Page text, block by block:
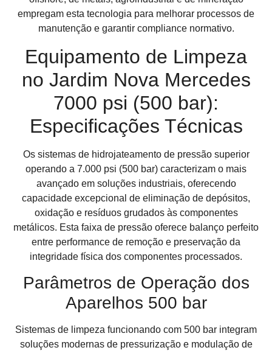
empregam esta tecnologia para melhorar processos de
manutenção e garantir compliance normativo.
Equipamento de Limpeza
no Jardim Nova Mercedes
7000 psi (500 bar):
Especificações Técnicas
Os sistemas de hidrojateamento de pressão superior
operando a 7.000 psi (500 bar) caracterizam o mais
avançado em soluções industriais, oferecendo
capacidade excepcional de eliminação de depósitos,
oxidação e resíduos grudados às componentes
metálicos. Esta faixa de pressão oferece balanço perfeito
entre performance de remoção e preservação da
integridade física dos componentes processados.
Parâmetros de Operação dos
Aparelhos 500 bar
Sistemas de limpeza funcionando com 500 bar integram
soluções modernas de pressurização e modulação de